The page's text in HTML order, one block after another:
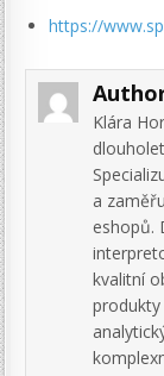
https://
Klára
a
eshopů.
kvalitní
produkty